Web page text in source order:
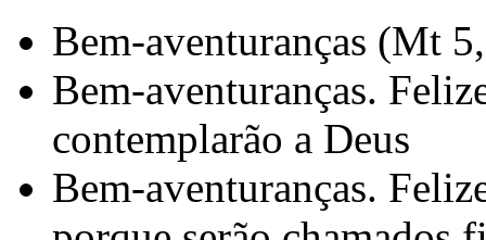
Bem-aventuranças (Mt
Bem-aventuranças.
contemplarão a Deus
Bem-aventuranças.